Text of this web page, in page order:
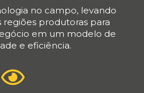
no campo, levando
regiões produtoras para
em um modelo de
e eficiência.